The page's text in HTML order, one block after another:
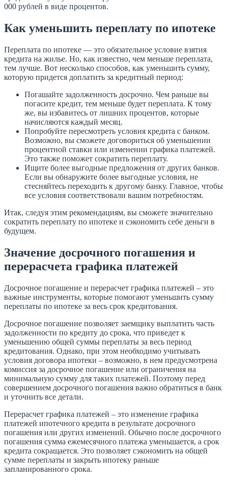
000 рублей в виде процентов.
Как уменьшить переплату по ипотеке
Переплата по ипотеке — это обязательное условие взятия
кредита на жилье. Но, как известно, чем меньше переплата,
тем лучше. Вот несколько способов, как уменьшить сумму,
которую придется доплатить за кредитный период:
Погашайте задолженность досрочно. Чем раньше вы
погасите кредит, тем меньше будет переплата. К тому
же, вы избавитесь от лишних процентов, которые
начисляются каждый месяц.
Попробуйте пересмотреть условия кредита с банком.
Возможно, вы сможете договориться об уменьшении
процентной ставки или изменении графика платежей.
Это также поможет сократить переплату.
Ищите более выгодные предложения от других банков.
Если вы обнаружите более выгодные условия, не
стесняйтесь переходить к другому банку. Главное, чтобы
все условия соответствовали вашим потребностям.
Итак, следуя этим рекомендациям, вы сможете значительно
сократить переплату по ипотеке и сэкономить себе деньги в
будущем.
Значение досрочного погашения и
перерасчета графика платежей
Досрочное погашение и перерасчет графика платежей – это
важные инструменты, которые помогают уменьшить сумму
переплаты по ипотеке за весь срок кредитования.
Досрочное погашение позволяет заемщику выплатить часть
задолженности по кредиту до срока, что приведет к
уменьшению общей суммы переплаты за весь период
кредитования. Однако, при этом необходимо учитывать
условия договора ипотеки – возможно, в нем предусмотрена
комиссия за досрочное погашение или ограничения на
минимальную сумму для таких платежей. Поэтому перед
совершением досрочного погашения важно обратиться в банк
и уточнить все детали.
Перерасчет графика платежей – это изменение графика
платежей ипотечного кредита в результате досрочного
погашения или других изменений. Обычно после досрочного
погашения сумма ежемесячного платежа уменьшается, а срок
кредита сокращается. Это позволяет сэкономить на общей
сумме переплаты и закрыть ипотеку раньше
запланированного срока.